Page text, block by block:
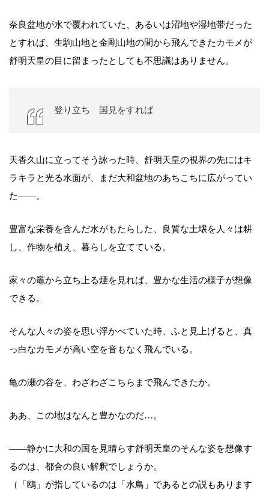
奈良盆地が水で覆われていた、あるいは沼地や湿地帯だった
とすれば、生駒山地と金剛山地の間から飛んできたカモメが
舒明天皇の目に留まったとしても不思議はありません。
登り立ち 国見をすれば
天香久山に立ってそう詠った時、舒明天皇の視界の先にはキ
ラキラと光る水面が、まだ大和盆地のあちこちに広がってい
た――。
豊富な栄養を含んだ水がもたらした、良質な土壌を人々は耕
し、作物を植え、暮らしを立てている。
家々の竈から立ち上る煙を見れば、豊かな生活の様子が想像
できる。
そんな人々の姿を思い浮かべていた時、ふと見上げると、真
っ白なカモメが高い空を音もなく飛んでいる。
亀の瀬の谷を、わざわざこちらまで飛んできたか。
ああ、この地はなんと豊かなのだ…。
――静かに大和の国を見晴らす舒明天皇のそんな姿を想像す
るのは、都合の良い解釈でしょうか。
（「鴎」が指しているのは「水鳥」であるとの説もあります